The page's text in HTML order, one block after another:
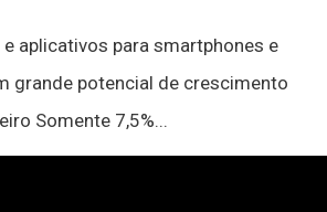
aplicativos para smartphones e
grande potencial de crescimento
Somente 7,5%...